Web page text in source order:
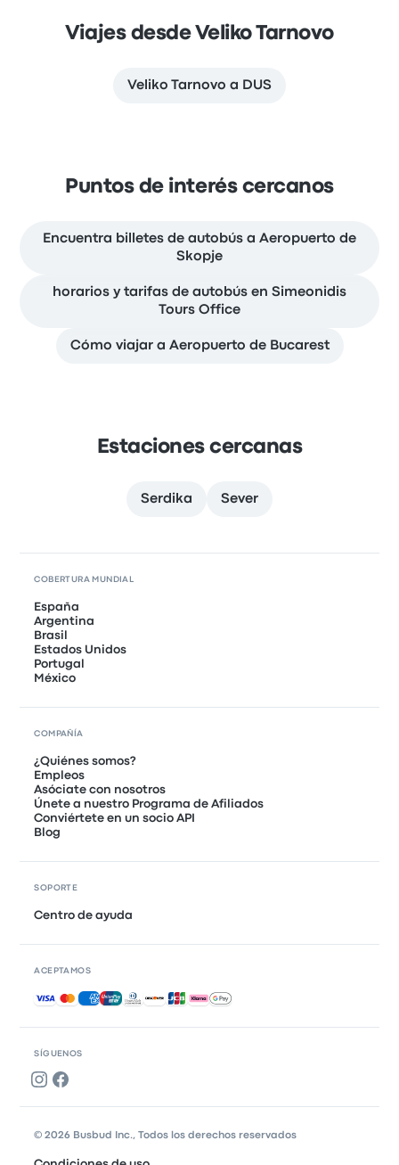
Viajes desde Veliko Tarnovo
Veliko Tarnovo a DUS
Puntos de interés cercanos
Encuentra billetes de autobús a Aeropuerto de
Skopje
horarios y tarifas de autobús en Simeonidis
Tours Office
Cómo viajar a Aeropuerto de Bucarest
Estaciones cercanas
Serdika Sever
SÍGUENOS
COBERTURA MUNDIAL
España
Argentina
Brasil
Estados Unidos
Portugal
México
COMPAÑÍA
¿Quiénes somos?
Empleos
Asóciate con nosotros
Únete a nuestro Programa de Afiliados
Conviértete en un socio API
Blog
SOPORTE
Centro de ayuda
ACEPTAMOS
Pagos aceptados
© 2026 Busbud Inc., Todos los derechos reservados